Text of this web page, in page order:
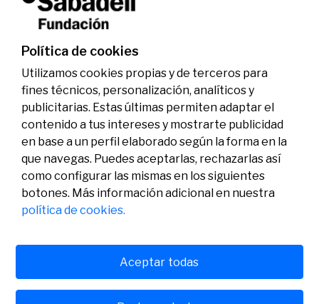
investigadores en los ámbitos de la edición del
genoma y la energía limpia
07/07/2026 Premios
Legal
Aviso legal
Política de privacidad
Actividad
Convocatorias
Premios
Social
Política de cookies
Utilizamos cookies propias y de terceros para
fines técnicos, personalización, analíticos y
publicitarias. Estas últimas permiten adaptar el
contenido a tus intereses y mostrarte publicidad
en base a un perfil elaborado según la forma en la
que navegas. Puedes aceptarlas, rechazarlas así
como configurar las mismas en los siguientes
botones. Más información adicional en nuestra
política de cookies.
Aceptar todas